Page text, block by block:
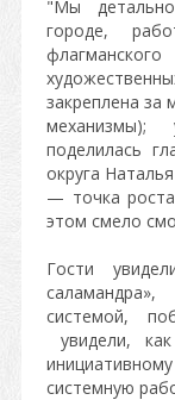
"Мы
городе,
закреплена
поделилась
округа
— точка
этом смело
Гости
системой,
увидели,
системную